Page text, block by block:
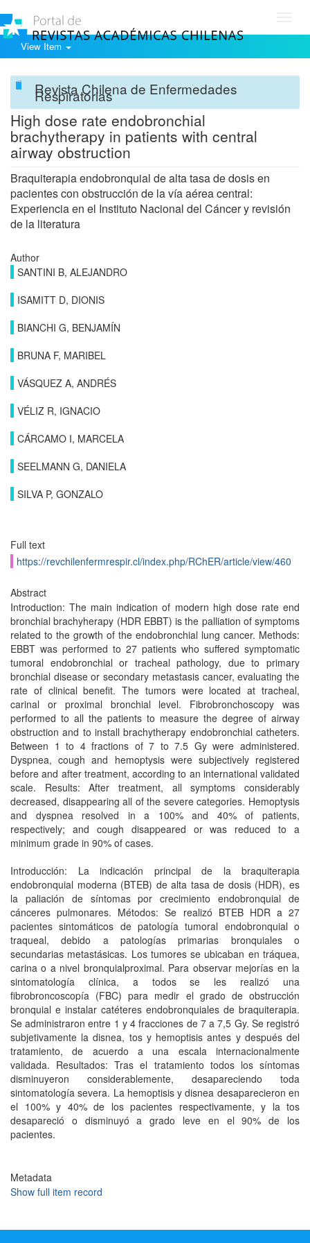
View Item
Revista Chilena de Enfermedades
Respiratorias
High dose rate endobronchial
brachytherapy in patients with central
airway obstruction
Braquiterapia endobronquial de alta tasa de dosis en
pacientes con obstrucción de la vía aérea central:
Experiencia en el Instituto Nacional del Cáncer y revisión
de la literatura
Author
SANTINI B, ALEJANDRO
ISAMITT D, DIONIS
BIANCHI G, BENJAMÍN
BRUNA F, MARIBEL
VÁSQUEZ A, ANDRÉS
VÉLIZ R, IGNACIO
CÁRCAMO I, MARCELA
SEELMANN G, DANIELA
SILVA P, GONZALO
Full text
https://revchilenfermrespir.cl/index.php/RChER/article/view/460
Abstract
Introduction: The main indication of modern high dose rate end
bronchial brachyherapy (HDR EBBT) is the palliation of symptoms
related to the growth of the endobronchial lung cancer. Methods:
EBBT was performed to 27 patients who suffered symptomatic
tumoral endobronchial or tracheal pathology, due to primary
bronchial disease or secondary metastasis cancer, evaluating the
rate of clinical benefit. The tumors were located at tracheal,
carinal or proximal bronchial level. Fibrobronchoscopy was
performed to all the patients to measure the degree of airway
obstruction and to install brachytherapy endobronchial catheters.
Between 1 to 4 fractions of 7 to 7.5 Gy were administered.
Dyspnea, cough and hemoptysis were subjectively registered
before and after treatment, according to an international validated
scale. Results: After treatment, all symptoms considerably
decreased, disappearing all of the severe categories. Hemoptysis
and dyspnea resolved in a 100% and 40% of patients,
respectively; and cough disappeared or was reduced to a
minimum grade in 90% of cases.
Introducción: La indicación principal de la braquiterapia
endobronquial moderna (BTEB) de alta tasa de dosis (HDR), es
la paliación de síntomas por crecimiento endobronquial de
cánceres pulmonares. Métodos: Se realizó BTEB HDR a 27
pacientes sintomáticos de patología tumoral endobronquial o
traqueal, debido a patologías primarias bronquiales o
secundarias metastásicas. Los tumores se ubicaban en tráquea,
carina o a nivel bronquialproximal. Para observar mejorías en la
sintomatología clínica, a todos se les realizó una
fibrobroncoscopía (FBC) para medir el grado de obstrucción
bronquial e instalar catéteres endobronquiales de braquiterapia.
Se administraron entre 1 y 4 fracciones de 7 a 7,5 Gy. Se registró
subjetivamente la disnea, tos y hemoptisis antes y después del
tratamiento, de acuerdo a una escala internacionalmente
validada. Resultados: Tras el tratamiento todos los síntomas
disminuyeron considerablemente, desapareciendo toda
sintomatología severa. La hemoptisis y disnea desaparecieron en
el 100% y 40% de los pacientes respectivamente, y la tos
desapareció o disminuyó a grado leve en el 90% de los
pacientes.
Metadata
Show full item record